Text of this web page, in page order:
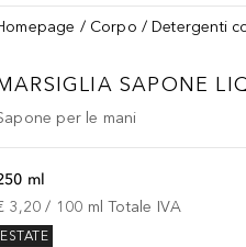
Corpo Detergenti
SAPONE
per le mani
ml
3,20 / 100 ml Totale IVA
ESTATE